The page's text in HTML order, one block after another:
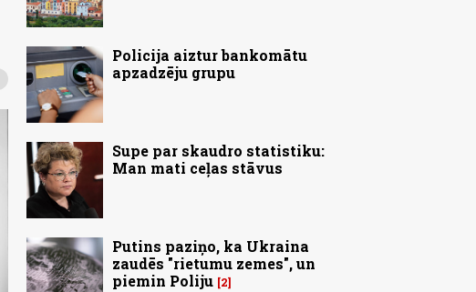
Policija aiztur bankomātu
apzadzēju grupu
Supe par skaudro statistiku:
Man mati ceļas stāvus
Putins paziņo, ka Ukraina
zaudēs "rietumu zemes", un
piemin Poliju 2